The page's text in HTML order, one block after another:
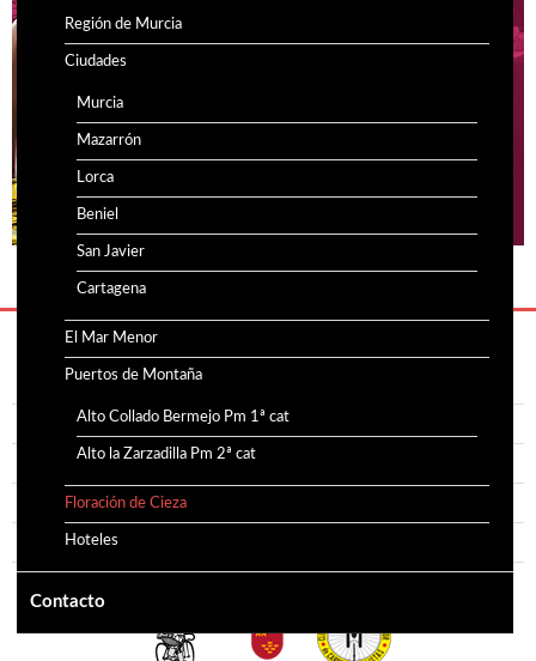
Región de Murcia
Ciudades
Murcia
Mazarrón
Lorca
Beniel
San Javier
Cartagena
El Mar Menor
Puertos de Montaña
Alto Collado Bermejo Pm 1ª cat
Alto la Zarzadilla Pm 2ª cat
Floración de Cieza
Hoteles
Contacto
Noticias
Política de privacidad